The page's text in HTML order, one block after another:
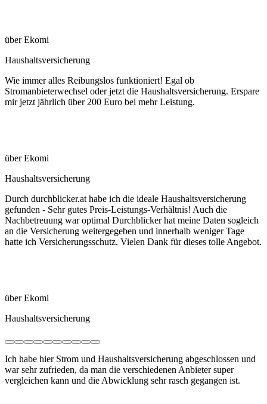
über Ekomi
Haushaltsversicherung
Wie immer alles Reibungslos funktioniert! Egal ob
Stromanbieterwechsel oder jetzt die Haushaltsversicherung. Erspare
mir jetzt jährlich über 200 Euro bei mehr Leistung.
über Ekomi
Haushaltsversicherung
Durch durchblicker.at habe ich die ideale Haushaltsversicherung
gefunden - Sehr gutes Preis-Leistungs-Verhältnis! Auch die
Nachbetreuung war optimal Durchblicker hat meine Daten sogleich
an die Versicherung weitergegeben und innerhalb weniger Tage
hatte ich Versicherungsschutz. Vielen Dank für dieses tolle Angebot.
über Ekomi
Haushaltsversicherung
Ich habe hier Strom und Haushaltsversicherung abgeschlossen und
war sehr zufrieden, da man die verschiedenen Anbieter super
vergleichen kann und die Abwicklung sehr rasch gegangen ist.